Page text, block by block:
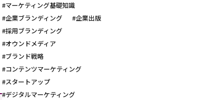
#マーケティング基礎知識
#企業ブランディング
#企業出版
#採用ブランディング
#オウンドメディア
#ブランド戦略
#コンテンツマーケティング
#スタートアップ
#デジタルマーケティング